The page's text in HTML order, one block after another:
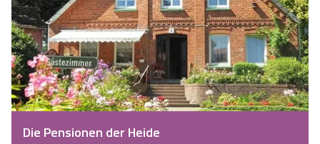
Die Pensionen der Heide